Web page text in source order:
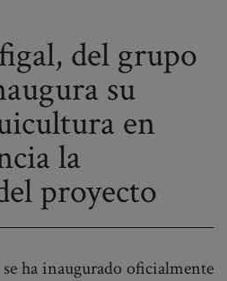
del grupo
su
en
la
proyecto
ha inaugurado oficialmente